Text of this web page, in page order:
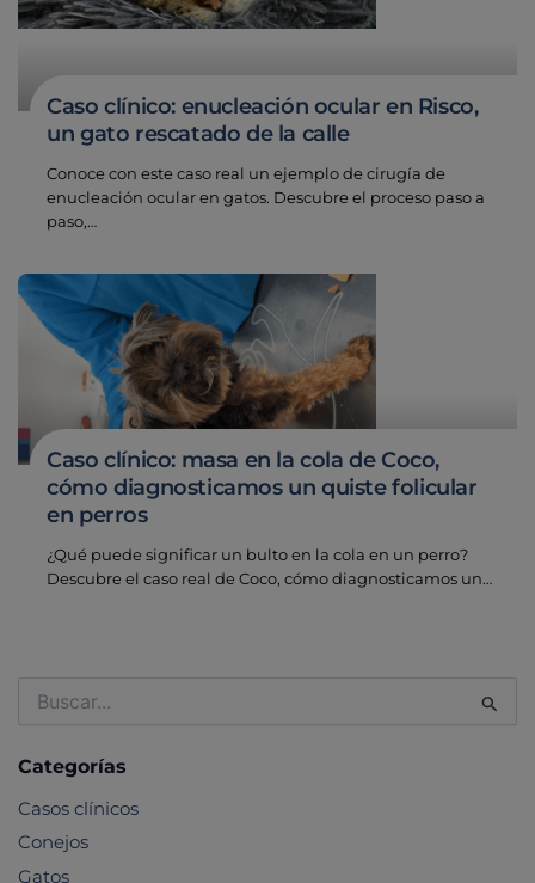
Caso clínico: enucleación ocular en Risco,
un gato rescatado de la calle
Conoce con este caso real un ejemplo de cirugía de
enucleación ocular en gatos. Descubre el proceso paso a
paso,…
Caso clínico: masa en la cola de Coco,
cómo diagnosticamos un quiste folicular
en perros
¿Qué puede significar un bulto en la cola en un perro?
Descubre el caso real de Coco, cómo diagnosticamos un…
por:
Categorías
Casos clínicos
Conejos
Gatos